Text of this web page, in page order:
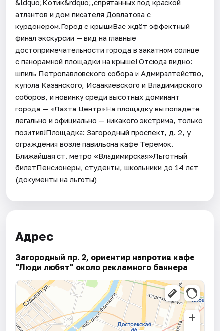
&ldquo;Котик&rdquo;,спрятанных под краской
атлантов и дом писателя Довлатова с
курдонером.Город с крышиВас ждёт эффектный
финал экскурсии — вид на главные
достопримечательности города в закатном солнце
с панорамной площадки на крыше! Отсюда видно:
шпиль Петропавловского собора и Адмиралтейство,
купола Казанского, Исаакиевского и Владимирского
соборов, и новинку среди высотных доминант
города — «Лахта Центр»На площадку вы попадёте
легально и официально — никакого экстрима, только
позитив!Площадка: Загородный проспект, д. 2, у
ограждения возле павильона кафе Теремок.
Ближайшая ст. метро «Владимирская»Льготный
билетПенсионеры, студенты, школьники до 14 лет
(документы на льготы)
Адрес
Загородный пр. 2, ориентир напротив кафе
"Люди любят" около рекламного баннера